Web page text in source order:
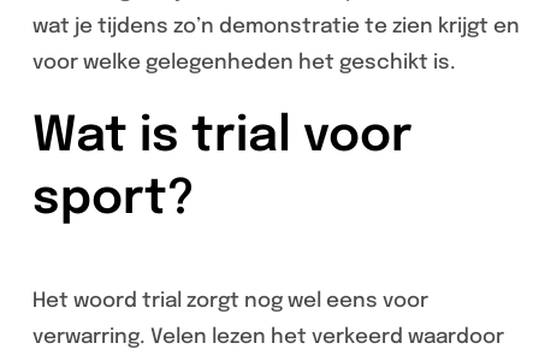
wat je tijdens zo’n demonstratie te zien krijgt en
voor welke gelegenheden het geschikt is.
Wat is trial voor
sport?
Het woord trial zorgt nog wel eens voor
verwarring. Velen lezen het verkeerd waardoor